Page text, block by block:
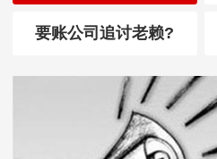
要账公司追讨老赖?